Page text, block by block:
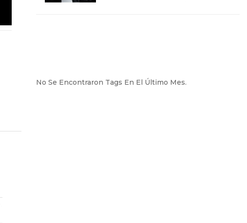
No Se Encontraron Tags En El Último Mes.